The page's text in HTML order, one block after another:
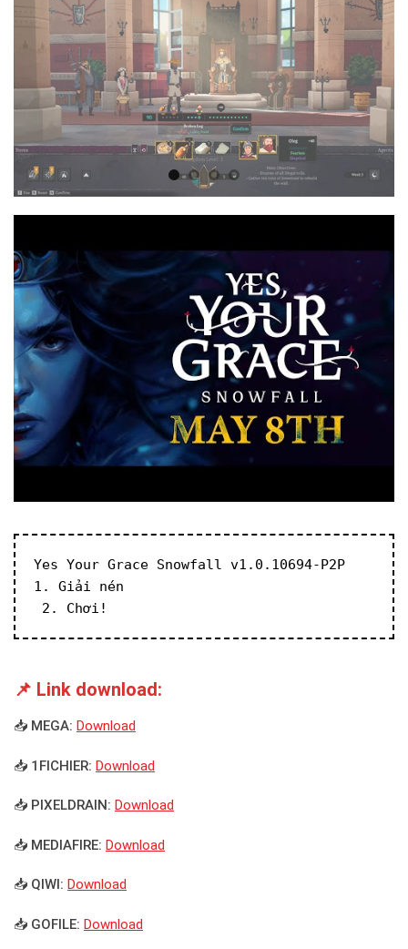
Yes Your Grace Snowfall v1.0.10694-P2P
1. Giải nén
2. Chơi!
📌 Link download:
📥 MEGA: Download
📥 1FICHIER: Download
📥 PIXELDRAIN: Download
📥 MEDIAFIRE: Download
📥 QIWI: Download
📥 GOFILE: Download